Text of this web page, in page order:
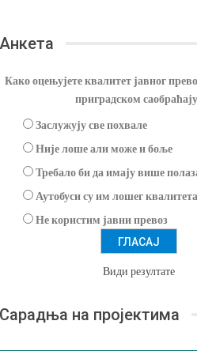
Анкета
Како оцењујете квалитет јавног
приградском
Заслужују све похвале
Није лоше али може и боље
Требало би да имају више
Аутобуси су им лошег
Не користим јавни превоз
Види резултате
Сарадња на пројектима